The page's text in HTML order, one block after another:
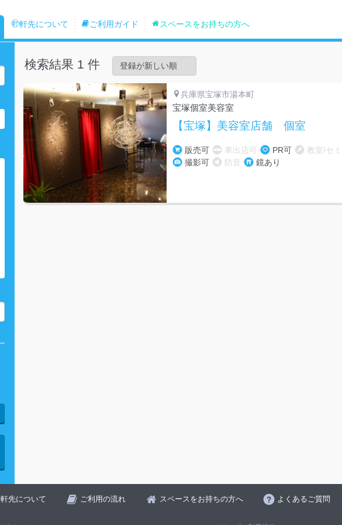
軒先について ご利用ガイド スペースをお持ちの方へ
検索結果 1 件
兵庫県宝塚市湯本町
宝塚個室美容室
【宝塚】美容室店舗 個室
販売可 車出店可 PR可
教室/セ
撮影可
防音 鏡あり
軒先について ご利用の流れ スペースをお持ちの方へ よくあるご質問